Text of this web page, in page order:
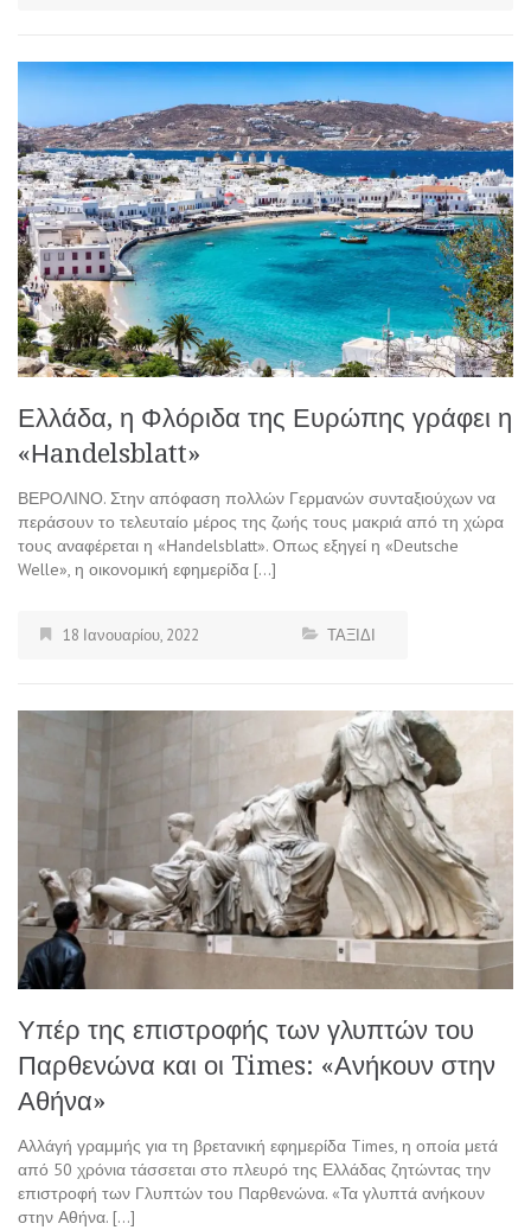
Ελλάδα, η Φλόριδα της Ευρώπης γράφει η
«Ηandelsblatt»
ΒΕΡΟΛΙΝΟ. Στην απόφαση πολλών Γερμανών συνταξιούχων να
περάσουν το τελευταίο μέρος της ζωής τους μακριά από τη χώρα
τους αναφέρεται η «Ηandelsblatt». Οπως εξηγεί η «Deutsche
Welle», η οικονομική εφημερίδα […]
18 Ιανουαρίου, 2022 ΤΑΞΙΔΙ
Υπέρ της επιστροφής των γλυπτών του
Παρθενώνα και οι Times: «Ανήκουν στην
Αθήνα»
Αλλάγή γραμμής για τη βρετανική εφημερίδα Times, η οποία μετά
από 50 χρόνια τάσσεται στο πλευρό της Ελλάδας ζητώντας την
επιστροφή των Γλυπτών του Παρθενώνα. «Τα γλυπτά ανήκουν
στην Αθήνα. […]